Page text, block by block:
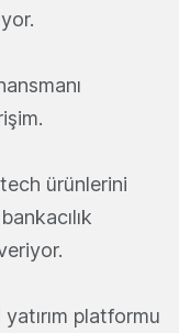
ürünlerini
platformu